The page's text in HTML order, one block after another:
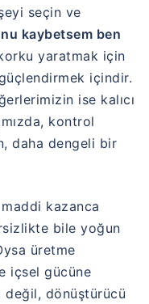
seçin ve
kaybetsem ben
yaratmak için
içindir.
ise kalıcı
kontrol
daha dengeli bir
kazanca
bile yoğun
üretme
içsel gücüne
değil, dönüştürücü